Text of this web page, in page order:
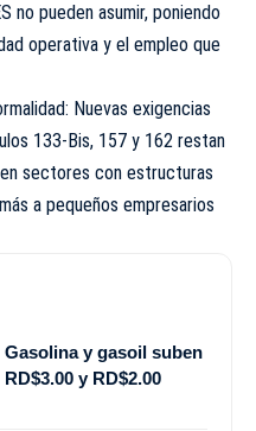
no pueden asumir, poniendo
operativa y el empleo que
Nuevas exigencias
133-Bis, 157 y 162 restan
sectores con estructuras
a pequeños empresarios
Gasolina y gasoil suben
RD$3.00 y RD$2.00